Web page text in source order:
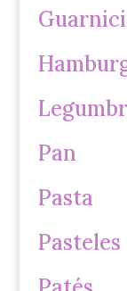
Pan
Pasta
Pasteles